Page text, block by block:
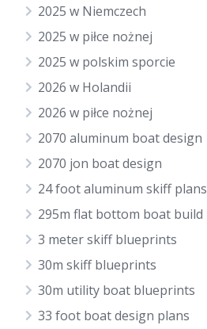
2025 w Niemczech
2025 w piłce nożnej
2025 w polskim sporcie
2026 w Holandii
2026 w piłce nożnej
2070 aluminum boat design
2070 jon boat design
24 foot aluminum skiff plans
295m flat bottom boat build
3 meter skiff blueprints
30m skiff blueprints
30m utility boat blueprints
33 foot boat design plans